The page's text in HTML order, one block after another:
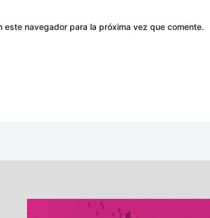
navegador para la próxima vez que comente.